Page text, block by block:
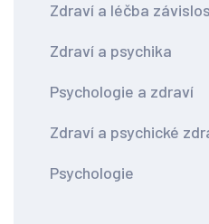
Zdraví a léčba
Zdraví a psychika
Psychologie a zdraví
Zdraví a psychické
Psychologie